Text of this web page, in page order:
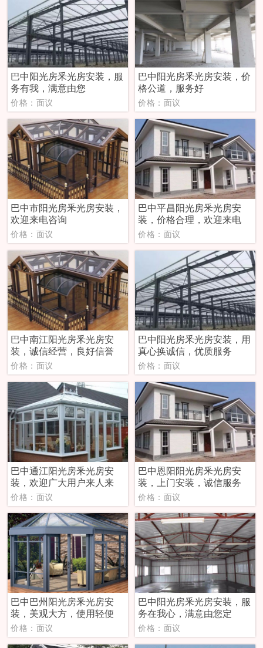
巴中阳光房釆光房安装，服
务有我，满意由您
价格：面议
巴中阳光房釆光房安装，价
格公道，服务好
价格：面议
巴中市阳光房釆光房安装，
欢迎来电咨询
价格：面议
巴中平昌阳光房釆光房安
装，价格合理，欢迎来电
价格：面议
巴中南江阳光房釆光房安
装，诚信经营，良好信誉
价格：面议
巴中阳光房釆光房安装，用
真心换诚信，优质服务
价格：面议
巴中通江阳光房釆光房安
装，欢迎广大用户来人来
价格：面议
巴中恩阳阳光房釆光房安
装，上门安装，诚信服务
价格：面议
巴中巴州阳光房釆光房安
装，美观大方，使用轻便
价格：面议
巴中阳光房釆光房安装，服
务在我心，满意由您定
价格：面议